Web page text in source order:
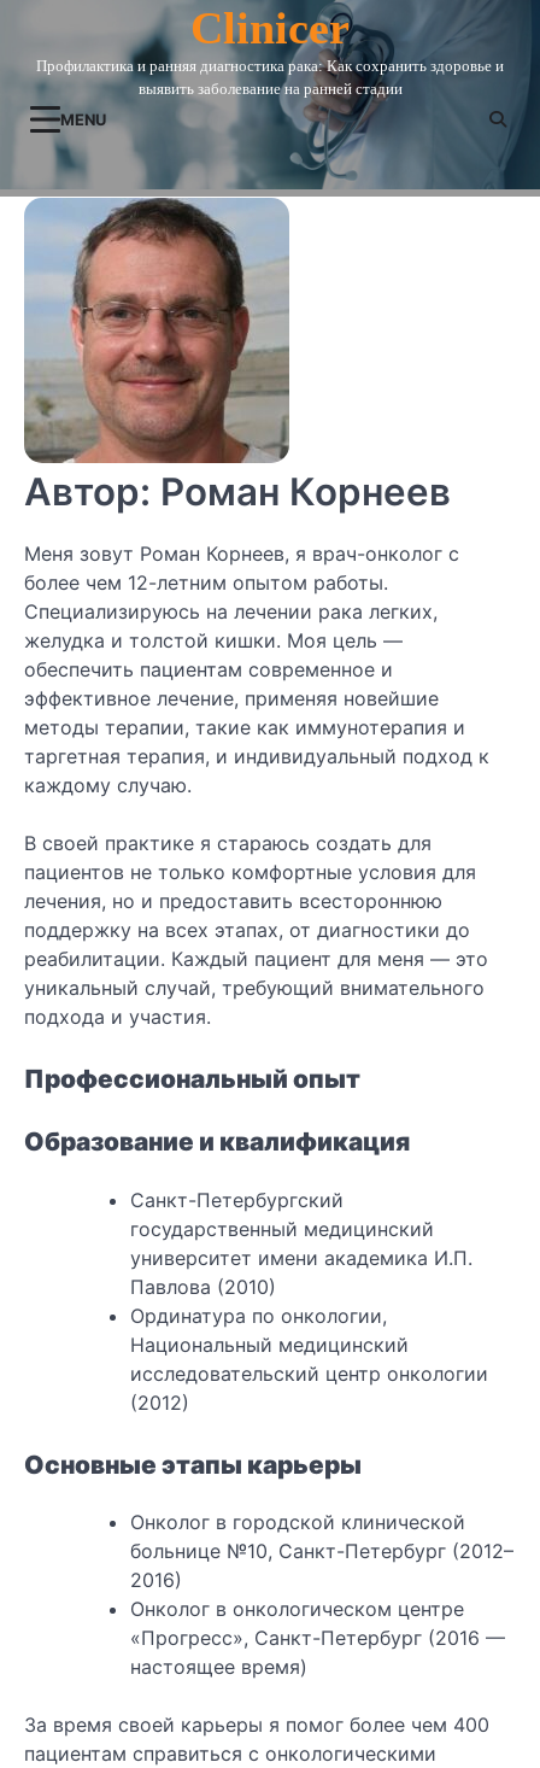
content
Clinicer
Профилактика и ранняя диагностика рака: Как сохранить здоровье и
выявить заболевание на ранней стадии
MENU
Автор: Роман Корнеев
Меня зовут Роман Корнеев, я врач-онколог с
более чем 12-летним опытом работы.
Специализируюсь на лечении рака легких,
желудка и толстой кишки. Моя цель —
обеспечить пациентам современное и
эффективное лечение, применяя новейшие
методы терапии, такие как иммунотерапия и
таргетная терапия, и индивидуальный подход к
каждому случаю.
В своей практике я стараюсь создать для
пациентов не только комфортные условия для
лечения, но и предоставить всестороннюю
поддержку на всех этапах, от диагностики до
реабилитации. Каждый пациент для меня — это
уникальный случай, требующий внимательного
подхода и участия.
Профессиональный опыт
Образование и квалификация
Санкт-Петербургский
государственный медицинский
университет имени академика И.П.
Павлова (2010)
Ординатура по онкологии,
Национальный медицинский
исследовательский центр онкологии
(2012)
Основные этапы карьеры
Онколог в городской клинической
больнице №10, Санкт-Петербург (2012–
2016)
Онколог в онкологическом центре
«Прогресс», Санкт-Петербург (2016 —
настоящее время)
За время своей карьеры я помог более чем 400
пациентам справиться с онкологическими